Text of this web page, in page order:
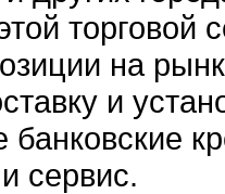
торговой
на
и
банковские
сервис.